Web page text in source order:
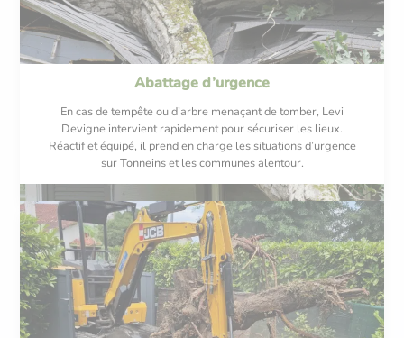
Abattage d’urgence
En cas de tempête ou d’arbre menaçant de tomber, Levi
Devigne intervient rapidement pour sécuriser les lieux.
Réactif et équipé, il prend en charge les situations d’urgence
sur Tonneins et les communes alentour.